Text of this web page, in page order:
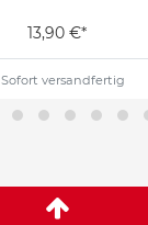
13,90 €*
Sofort versandfertig